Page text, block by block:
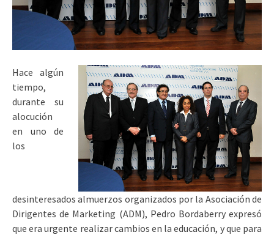
Hace algún
tiempo,
durante su
alocución
en uno de
los
desinteresados almuerzos organizados por la Asociación de
Dirigentes de Marketing (ADM), Pedro Bordaberry expresó
que era urgente realizar cambios en la educación, y que para